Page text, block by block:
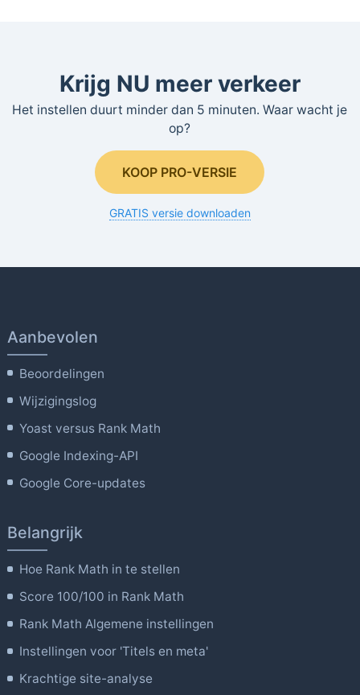
Krijg NU meer verkeer
Het instellen duurt minder dan 5 minuten. Waar wacht je
op?
KOOP PRO-VERSIE
GRATIS versie downloaden
Aanbevolen
Beoordelingen
Wijzigingslog
Yoast versus Rank Math
Google Indexing-API
Google Core-updates
Belangrijk
Hoe Rank Math in te stellen
Score 100/100 in Rank Math
Rank Math Algemene instellingen
Instellingen voor 'Titels en meta'
Krachtige site-analyse